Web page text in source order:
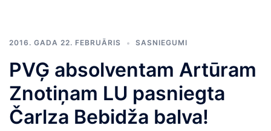
2016. GADA 22. FEBRUĀRIS SASNIEGUMI
PVĢ absolventam Artūram
Znotiņam LU pasniegta
Čarlza Bebidža balva!